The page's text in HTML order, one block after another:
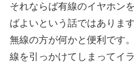
それならば有線のイヤホン
ばよいという話ではあります
無線の方が何かと便利です。
線を引っかけてしまってイ